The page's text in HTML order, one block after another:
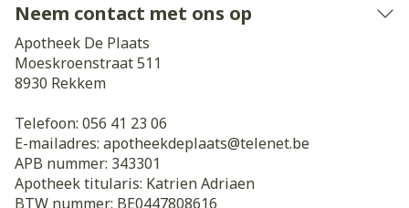
Neem contact met ons op
Apotheek De Plaats
Moeskroenstraat 511
8930 Rekkem
Telefoon: 056 41 23 06
E-mailadres: apotheekdeplaats@telenet.be
APB nummer: 343301
Apotheek titularis: Katrien Adriaen
BTW nummer: BE0447808616